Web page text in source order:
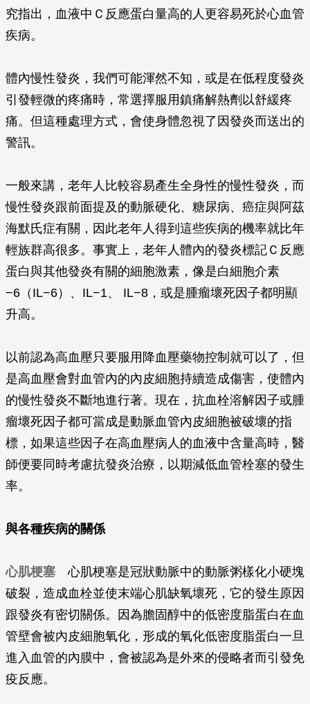
究指出，血液中Ｃ反應蛋白量高的人更容易死於心血管
疾病。
體內慢性發炎，我們可能渾然不知，或是在低程度發炎
引發輕微的疼痛時，常選擇服用鎮痛解熱劑以舒緩疼
痛。但這種處理方式，會使身體忽視了因發炎而送出的
警訊。
一般來講，老年人比較容易產生全身性的慢性發炎，而
慢性發炎跟前面提及的動脈硬化、糖尿病、癌症與阿茲
海默氏症有關，因此老年人得到這些疾病的機率就比年
輕族群高很多。事實上，老年人體內的發炎標記Ｃ反應
蛋白與其他發炎有關的細胞激素，像是白細胞介素
−6（IL−6）、IL−1、 IL−8，或是腫瘤壞死因子都明顯
升高。
以前認為高血壓只要服用降血壓藥物控制就可以了，但
是高血壓會對血管內的內皮細胞持續造成傷害，使體內
的慢性發炎不斷地進行著。現在，抗血栓溶解因子或腫
瘤壞死因子都可當成是動脈血管內皮細胞被破壞的指
標，如果這些因子在高血壓病人的血液中含量高時，醫
師便要同時考慮抗發炎治療，以期減低血管栓塞的發生
率。
與各種疾病的關係
心肌梗塞 心肌梗塞是冠狀動脈中的動脈粥樣化小硬塊
破裂，造成血栓並使末端心肌缺氧壞死，它的發生原因
跟發炎有密切關係。因為膽固醇中的低密度脂蛋白在血
管壁會被內皮細胞氧化，形成的氧化低密度脂蛋白一旦
進入血管的內膜中，會被認為是外來的侵略者而引發免
疫反應。